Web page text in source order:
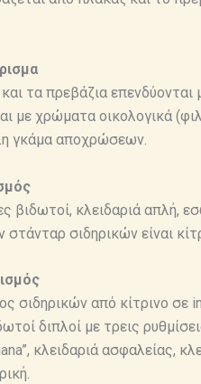
τα πρεβάζια
με χρώματα οικολογικά
γκάμα αποχρώσεων.
βιδωτοί, κλειδαριά απλή,
σιδηρικών είναι
σιδηρικών από κίτρινο σε
διπλοί με τρεις
κλειδαριά ασφαλείας,